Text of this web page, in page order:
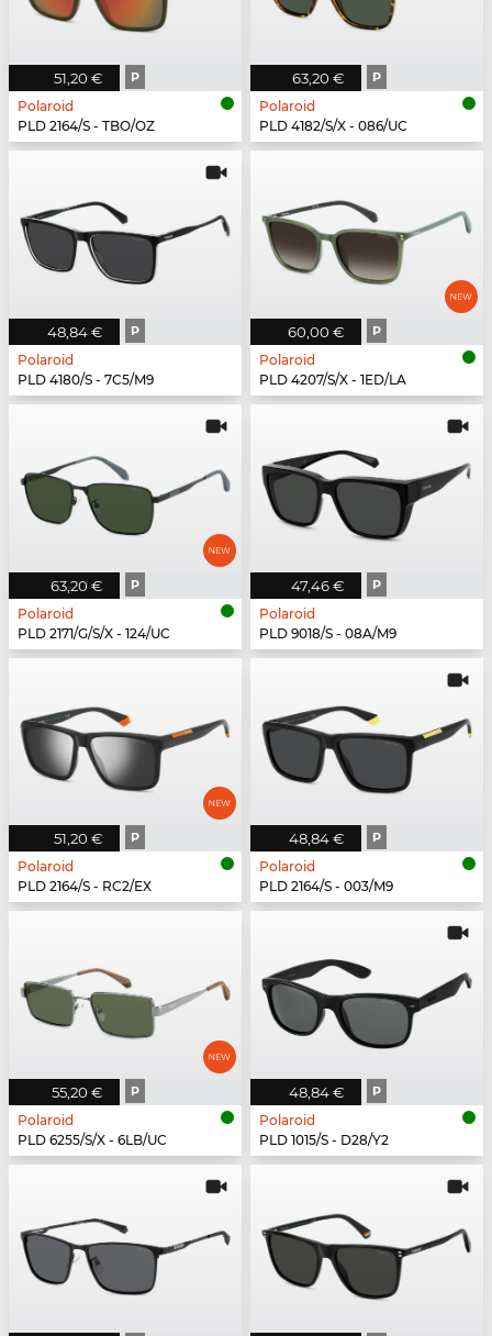
51,20 € P
Polaroid
PLD 2164/S - TBO/OZ
63,20 € P
Polaroid
PLD 4182/S/X - 086/UC
48,84 € P
Polaroid
PLD 4180/S - 7C5/M9
60,00 € P
Polaroid
PLD 4207/S/X - 1ED/LA
63,20 € P
Polaroid
PLD 2171/G/S/X - 124/UC
47,46 € P
Polaroid
PLD 9018/S - 08A/M9
51,20 € P
Polaroid
PLD 2164/S - RC2/EX
48,84 € P
Polaroid
PLD 2164/S - 003/M9
55,20 € P
Polaroid
PLD 6255/S/X - 6LB/UC
48,84 € P
Polaroid
PLD 1015/S - D28/Y2